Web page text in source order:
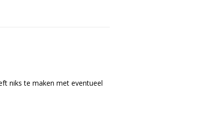
niks te maken met eventueel